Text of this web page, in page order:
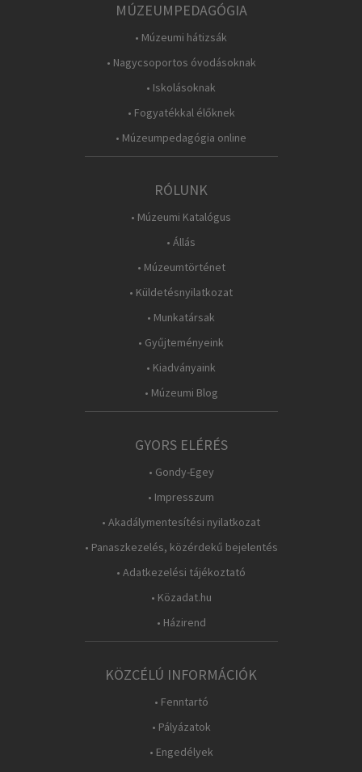
MÚZEUMPEDAGÓGIA
• Múzeumi hátizsák
• Nagycsoportos óvodásoknak
• Iskolásoknak
• Fogyatékkal élőknek
• Múzeumpedagógia online
RÓLUNK
• Múzeumi Katalógus
• Állás
• Múzeumtörténet
• Küldetésnyilatkozat
• Munkatársak
• Gyűjteményeink
• Kiadványaink
• Múzeumi Blog
GYORS ELÉRÉS
• Gondy-Egey
• Impresszum
• Akadálymentesítési nyilatkozat
• Panaszkezelés, közérdekű bejelentés
• Adatkezelési tájékoztató
• Közadat.hu
• Házirend
KÖZCÉLÚ INFORMÁCIÓK
• Fenntartó
• Pályázatok
• Engedélyek